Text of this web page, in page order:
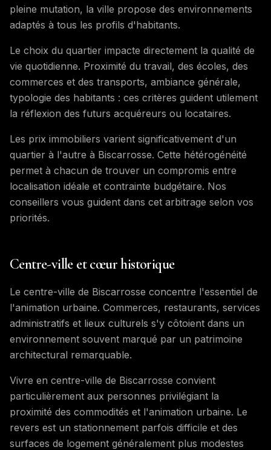
pleine mutation, la ville propose des environnements
adaptés à tous les profils d'habitants.
Le choix du quartier impacte directement la qualité de
vie quotidienne. Proximité du travail, des écoles, des
commerces et des transports, ambiance générale,
typologie des habitants : ces critères guident utilement
la réflexion des futurs acquéreurs ou locataires.
Les prix immobiliers varient significativement d'un
quartier à l'autre à Biscarrosse. Cette hétérogénéité
permet à chacun de trouver un compromis entre
localisation idéale et contrainte budgétaire. Nos
conseillers vous guident dans cet arbitrage selon vos
priorités.
Centre-ville et cœur historique
Le centre-ville de Biscarrosse concentre l'essentiel de
l'animation urbaine. Commerces, restaurants, services
administratifs et lieux culturels s'y côtoient dans un
environnement souvent marqué par un patrimoine
architectural remarquable.
Vivre en centre-ville de Biscarrosse convient
particulièrement aux personnes privilégiant la
proximité des commodités et l'animation urbaine. Le
revers est un stationnement parfois difficile et des
surfaces de logement généralement plus modestes